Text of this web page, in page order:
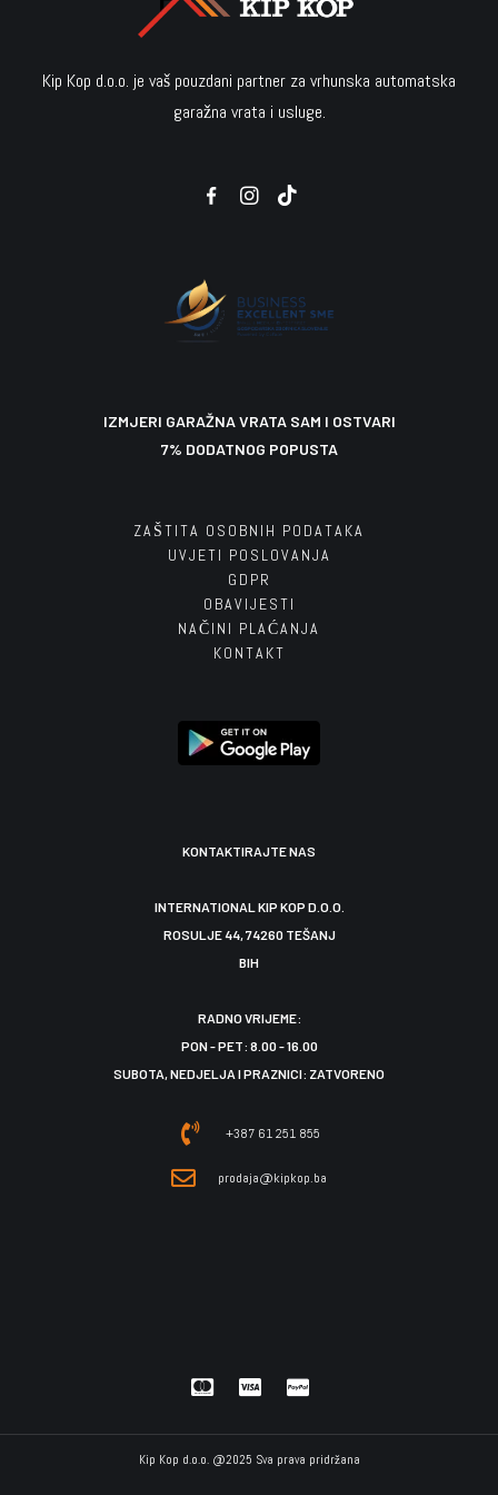
Allmatic proizvodi
U košaricu
Montažne garaže i šatori
U košaricu
Totalna rasprodaja
U košaricu
Kip Kop d.o.o. je vaš pouzdani partner za vrhunska automatska
garažna vrata i usluge.
IZMJERI GARAŽNA VRATA SAM I OSTVARI
7% DODATNOG POPUSTA
ZAŠTITA OSOBNIH PODATAKA
UVJETI POSLOVANJA
GDPR
OBAVIJESTI
NAČINI PLAĆANJA
KONTAKT
KONTAKTIRAJTE NAS
INTERNATIONAL KIP KOP D.O.O.
ROSULJE 44, 74260 TEŠANJ
BIH
RADNO VRIJEME:
PON - PET: 8.00 - 16.00
SUBOTA, NEDJELJA I PRAZNICI: ZATVORENO
+387 61 251 855
prodaja@kipkop.ba
Kip Kop d.o.o. @2025 Sva prava pridržana